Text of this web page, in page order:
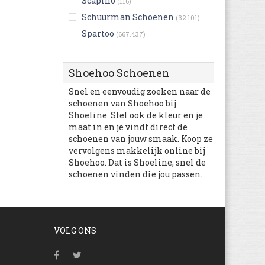
Schuurman Schoenen (32.101)
Spartoo (667.437)
Ulla Popken
Van Haren (934)
America Today (5)
BK Footwear
Boohoo (4.038)
Clarks(6.294)
Littlesoho
Shoehoo Schoenen
Snel en eenvoudig zoeken naar de
schoenen van Shoehoo bij
Shoeline. Stel ook de kleur en je
maat in en je vindt direct de
schoenen van jouw smaak. Koop ze
vervolgens makkelijk online bij
Shoehoo. Dat is Shoeline, snel de
schoenen vinden die jou passen.
VOLG ONS